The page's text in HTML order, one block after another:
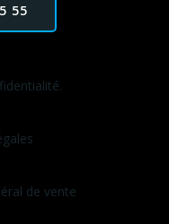
55
de vente